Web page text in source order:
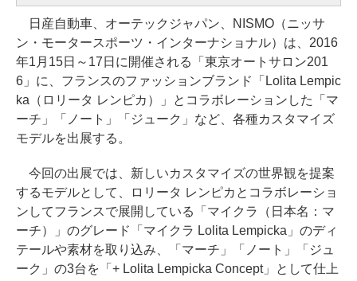
日産自動車、オーテックジャパン、NISMO（ニッサ
ン・モータースポーツ・インターナショナル）は、2016
年1月15日～17日に開催される「東京オートサロン201
6」に、フランスのファッションブランド「Lolita Lempic
ka（ロリータ レンピカ）」とコラボレーションした「マ
ーチ」「ノート」「ジューク」など、各種カスタマイズ
モデルを出展する。
今回の出展では、新しいカスタマイズの世界観を提案
するモデルとして、ロリータ レンピカとコラボレーショ
ンしてフランスで展開している「マイクラ（日本名：マ
ーチ）」のグレード「マイクラ Lolita Lempicka」のディ
テールや素材を取り込み、「マーチ」「ノート」「ジュ
ーク」の3台を「+ Lolita Lempicka Concept」として仕上